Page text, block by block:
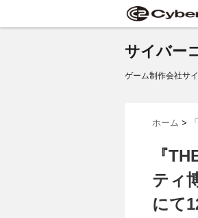
サイバー
ゲーム制作会社サ
ホーム >
『
ティ
にて